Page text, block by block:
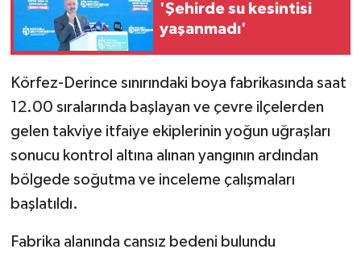
'Şehirde su kesintisi
yaşanmadı'
Körfez-Derince sınırındaki boya fabrikasında saat
12.00 sıralarında başlayan ve çevre ilçelerden
gelen takviye itfaiye ekiplerinin yoğun uğraşları
sonucu kontrol altına alınan yangının ardından
bölgede soğutma ve inceleme çalışmaları
başlatıldı.
Fabrika alanında cansız bedeni bulundu